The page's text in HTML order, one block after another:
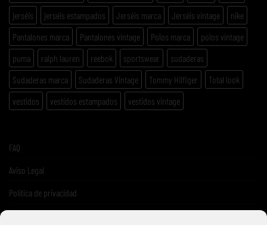
jerséis
jerséis estampados Jerséis marca Jerséis vintage
nike
Pantalones marca
Pantalones vintage Polos marca
polos vintage
puma
ralph lauren reebok sportswear
sudaderas
Sudaderas marca
Sudaderas Vintage Tommy Hilfiger
Total look
vestidos
vestidos estampados vestidos vintage
FAQ
Aviso Legal
Politica de privacidad